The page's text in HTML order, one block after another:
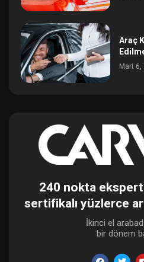
Araç
Mart 6,
240 nokta
sertifikalı yüzlerce
İkinci el
bir dönem